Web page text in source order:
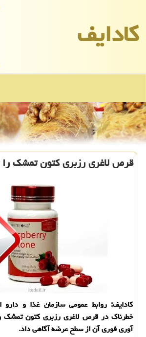
كادایف
قرص لاغری رزبری کتون تمشک
کادایف: روابط عمومی سازمان غذا و دارو
خطرناک در قرص لاغری رزبری کتون
آوری فوری آن از سطح عرضه آگاهی داد.